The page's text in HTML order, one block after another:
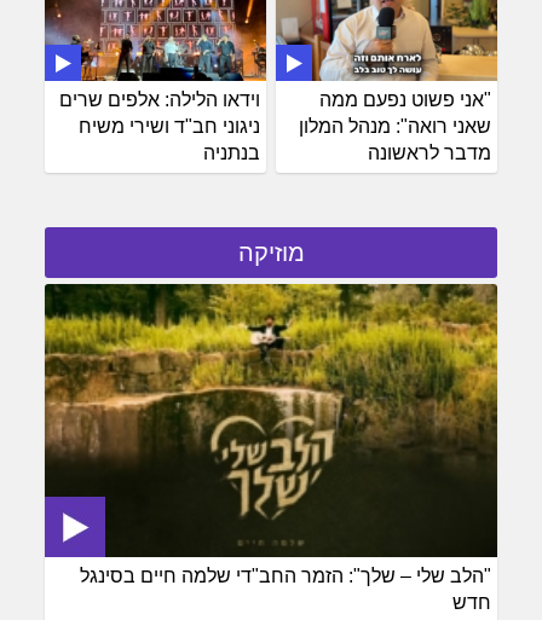
וידאו הלילה: אלפים שרים
ניגוני חב"ד ושירי משיח
בנתניה
"אני פשוט נפעם ממה
שאני רואה": מנהל המלון
מדבר לראשונה
מוזיקה
"הלב שלי – שלך": הזמר החב"די שלמה חיים בסינגל
חדש